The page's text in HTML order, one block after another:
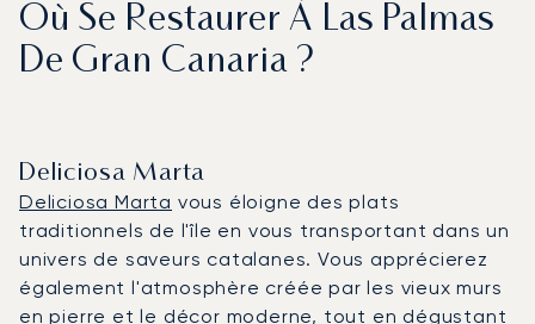
Où Se Restaurer À Las Palmas
De Gran Canaria ?
Deliciosa Marta
Deliciosa Marta vous éloigne des plats
traditionnels de l'île en vous transportant dans un
univers de saveurs catalanes. Vous apprécierez
également l'atmosphère créée par les vieux murs
en pierre et le décor moderne, tout en dégustant